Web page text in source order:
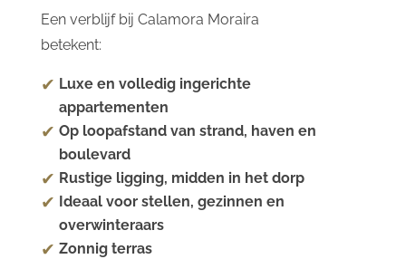
Een verblijf bij Calamora Moraira
betekent:
Luxe en volledig ingerichte
appartementen
Op loopafstand van strand, haven en
boulevard
Rustige ligging, midden in het dorp
Ideaal voor stellen, gezinnen en
overwinteraars
Zonnig terras